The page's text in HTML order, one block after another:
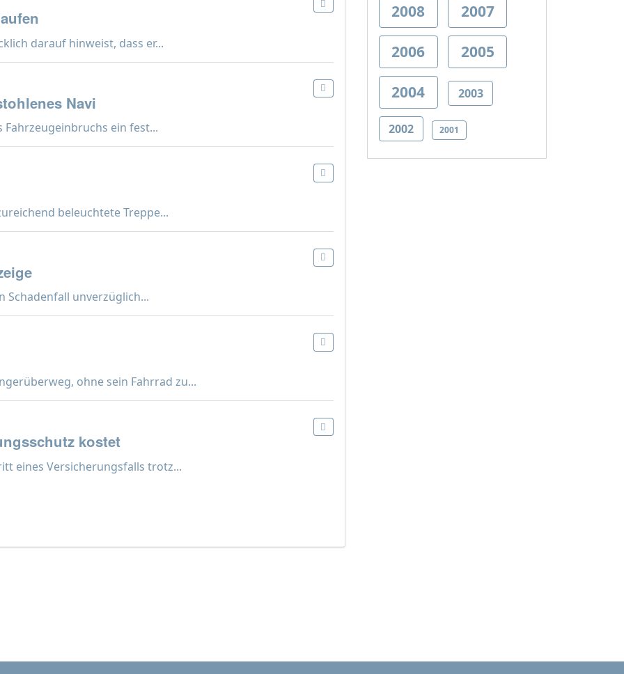
darauf hinweist, dass er...
Navi
ein fest...
beleuchtete Treppe...
Schadenfall unverzüglich...
ohne sein Fahrrad zu...
kostet
eines Versicherungsfalls trotz...
2008 2007
2006 2005
2004 2003
2002 2001